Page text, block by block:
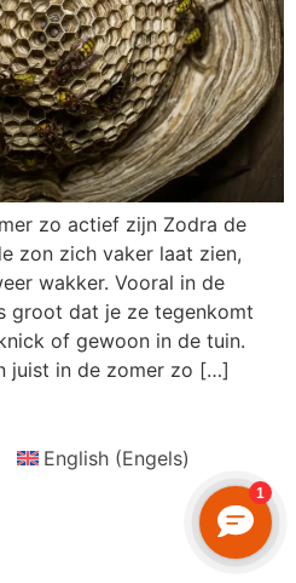
zo actief zijn Zodra de
zon zich vaker laat zien,
wakker. Vooral in de
groot dat je ze tegenkomt
of gewoon in de tuin.
juist in de zomer zo […]
English(Engels)